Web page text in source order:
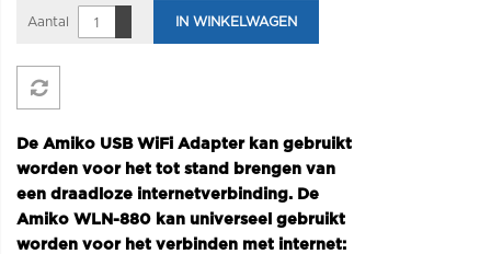
Aantal IN WINKELWAGEN
De Amiko USB WiFi Adapter kan gebruikt
worden voor het tot stand brengen van
een draadloze internetverbinding. De
Amiko WLN-880 kan universeel gebruikt
worden voor het verbinden met internet: